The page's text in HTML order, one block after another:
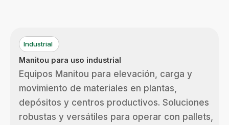
Industrial
Manitou para uso industrial
Equipos Manitou para elevación, carga y
movimiento de materiales en plantas,
depósitos y centros productivos. Soluciones
robustas y versátiles para operar con pallets,